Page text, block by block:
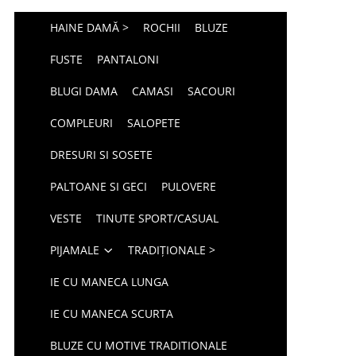
HAINE DAMĂ > ROCHII BLUZE
FUSTE PANTALONI
BLUGI DAMA CAMASI SACOURI
COMPLEURI SALOPETE
DRESURI SI SOSETE
PALTOANE SI GECI PULOVERE
VESTE TINUTE SPORT/CASUAL
PIJAMALE TRADIȚIONALE >
IE CU MANECA LUNGA
IE CU MANECA SCURTA
BLUZE CU MOTIVE TRADITIONALE